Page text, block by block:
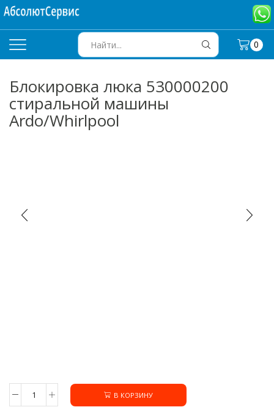
INPUT
0
Блокировка люка 530000200
стиральной машины
Ardo/Whirlpool
Количество
В КОРЗИНУ